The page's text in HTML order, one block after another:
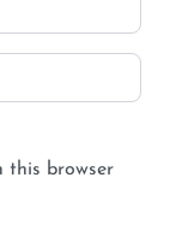
this browser